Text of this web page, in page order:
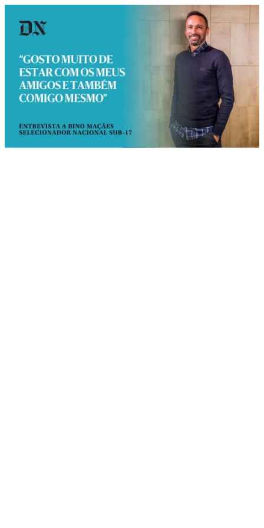
Bino Maçães: “Gosto muito de estar com os meus amigos e também comigo mesmo”